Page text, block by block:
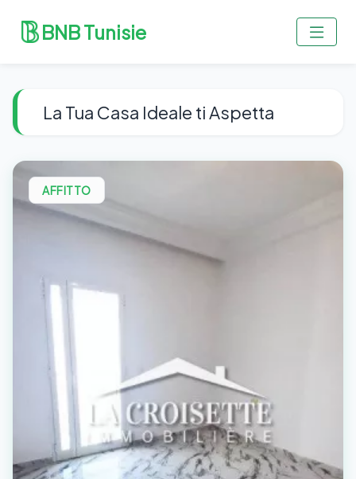
BNB Tunisie
La Tua Casa Ideale ti Aspetta
AFFITTO